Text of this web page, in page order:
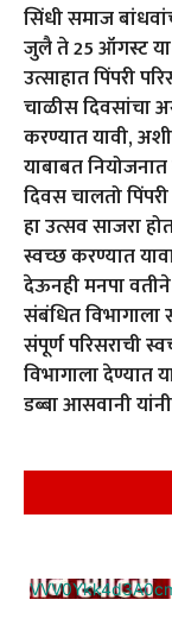
सिंधी समाज
जुलै ते 25 ऑगस्ट या
उत्साहात पिंपरी
चाळीस दिवसांचा
करण्यात यावी,
याबाबत
दिवस चालतो
हा उत्सव साजरा
स्वच्छ करण्यात
देऊनही मनपा
संबंधित विभागाला
संपूर्ण परिसराची
विभागाला देण्यात
डब्बा आसवानी